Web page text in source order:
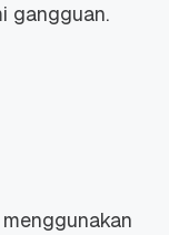
gangguan.